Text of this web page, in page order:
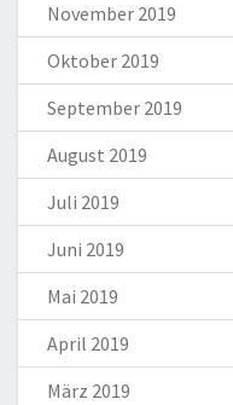
November 2019
Oktober 2019
September 2019
August 2019
Juli 2019
Juni 2019
Mai 2019
April 2019
März 2019